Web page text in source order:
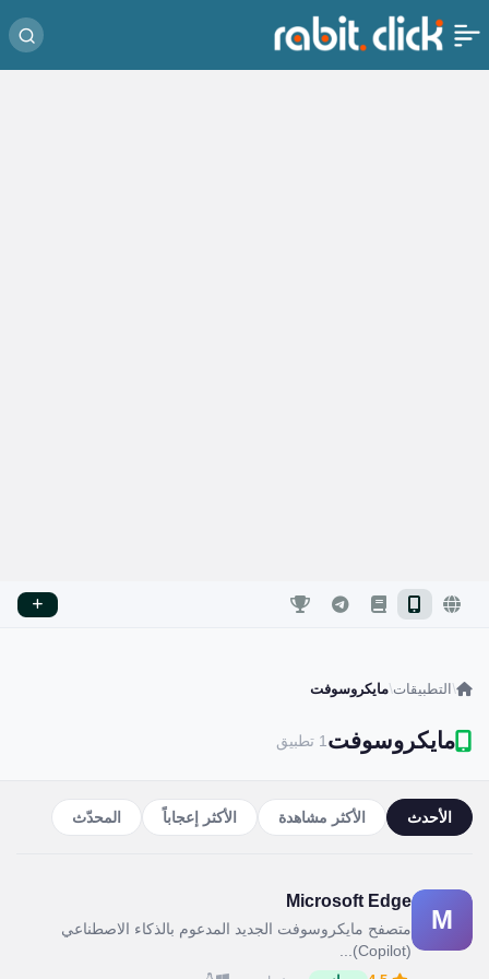
/ التطبيقات/مايكروسوفت
مايكروسوفت1 تطبيق
الأحدث الأكثر مشاهدة الأكثر إعجاباً المحدّث
M
Microsoft Edge
متصفح مايكروسوفت الجديد المدعوم بالذكاء الاصطناعي
(Copilot)...